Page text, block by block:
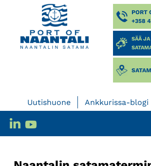
PORT
+358
SÄÄ
Uutishuone Ankkurissa-blogi